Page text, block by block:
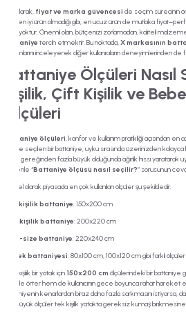
Son olarak, fiyat ve marka güvencesi de seçim sürecinin
ürün en iyi ürün olmadığı gibi, en ucuz ürün de mutlaka
kural yoktur. Önemli olan, bütçenizi zorlamadan, kaliteli
battaniye tercih etmektir. Bu noktada,X markasının
yorumlarını inceleyerek diğer kullanıcıların deneyimlerinden de
Battaniye Ölçüleri Nasıl
Kişilik, Çift Kişilik ve
Ölçüleri
Battaniye ölçüleri, konfor ve kullanım pratikliği açısından
ölçüde seçilen bir battaniye, uyku sırasında üzerinizden
veya gereğinden fazla büyük olduğunda ağırlık hissi yaratarak
nedenle “Battaniye ölçüsü nasıl seçilir?” sorusunun
Genel olarak piyasada en çok kullanılan ölçüler şu şekildedir:
Tek kişilik battaniye: 150x200 cm
Çift kişilik battaniye: 200x220 cm
King-size battaniye: 220x240 cm
Bebek battaniyesi: 80x100 cm, 100x120 cm gibi farklı ölçüler
Tek kişilik bir yatak için 150x200 cm ölçülerindeki bir battaniye
şekilde örter hem de kullanıcının gece boyunca rahat hareket
battaniyenin kenarlardan biraz daha fazla sarkmasını istiyorsa,
çok büyük ölçüler tek kişilik yatakta gereksiz kumaş birikmesine